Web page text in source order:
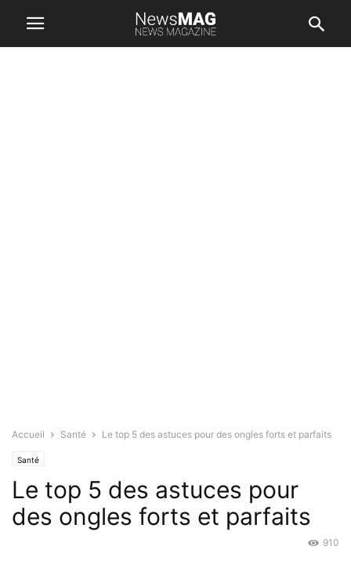
Accueil Santé Le top 5 des astuces pour des ongles forts et parfaits
Santé
Le top 5 des astuces pour
des ongles forts et parfaits
910